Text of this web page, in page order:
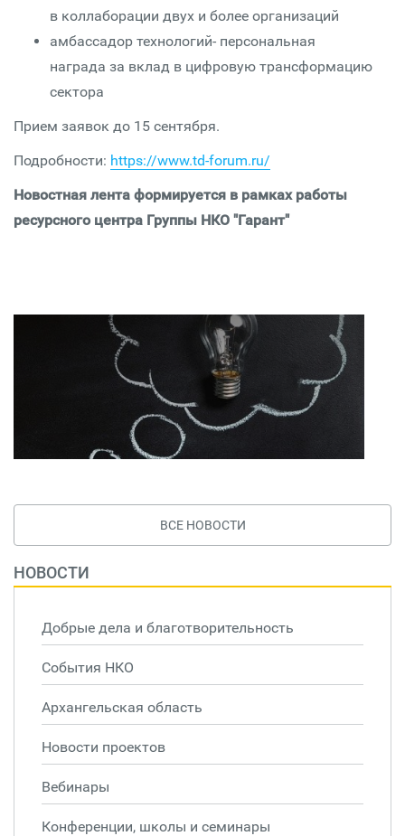
в коллаборации двух и более организаций
амбассадор технологий- персональная
награда за вклад в цифровую трансформацию
сектора
Прием заявок до 15 сентября.
Подробности: https://www.td-forum.ru/
Новостная лента формируется в рамках работы
ресурсного центра Группы НКО "Гарант"
ВСЕ НОВОСТИ
НОВОСТИ
Добрые дела и благотворительность
События НКО
Архангельская область
Новости проектов
Вебинары
Конференции, школы и семинары